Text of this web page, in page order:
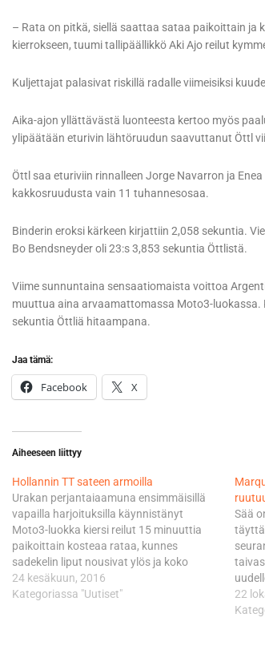
– Rata on pitkä, siellä saattaa sataa paikoittain ja
kierrokseen, tuumi tallipäällikkö Aki Ajo reilut
Kuljettajat palasivat riskillä radalle viimeisiksi
Aika-ajon yllättävästä luonteesta kertoo myös
ylipäätään eturivin lähtöruudun saavuttanut Öttl
Öttl saa eturiviin rinnalleen Jorge Navarron ja
kakkosruudusta vain 11 tuhannesosaa.
Binderin eroksi kärkeen kirjattiin 2,058 sekuntia.
Bo Bendsneyder oli 23:s 3,853 sekuntia Öttlistä.
Viime sunnuntaina sensaatiomaista voittoa
muuttua aina arvaamattomassa Moto3-luokassa.
sekuntia Öttliä hitaampana.
Jaa tämä:
Facebook X
Aiheeseen liittyy
Hollannin TT sateen armoilla
Urakan perjantaiaamuna ensimmäisillä
vapailla harjoituksilla käynnistänyt
Moto3-luokka kiersi reilut 15 minuuttia
paikoittain kosteaa rataa, kunnes
sadekelin liput nousivat ylös ja koko
kaarti kurvaili kiltisti takaisin
ratavarikolle. - Radalla ei ollut kunnolla
24 kesäkuun, 2016
Kategoriassa "Uutiset"
Sää
ajan
22